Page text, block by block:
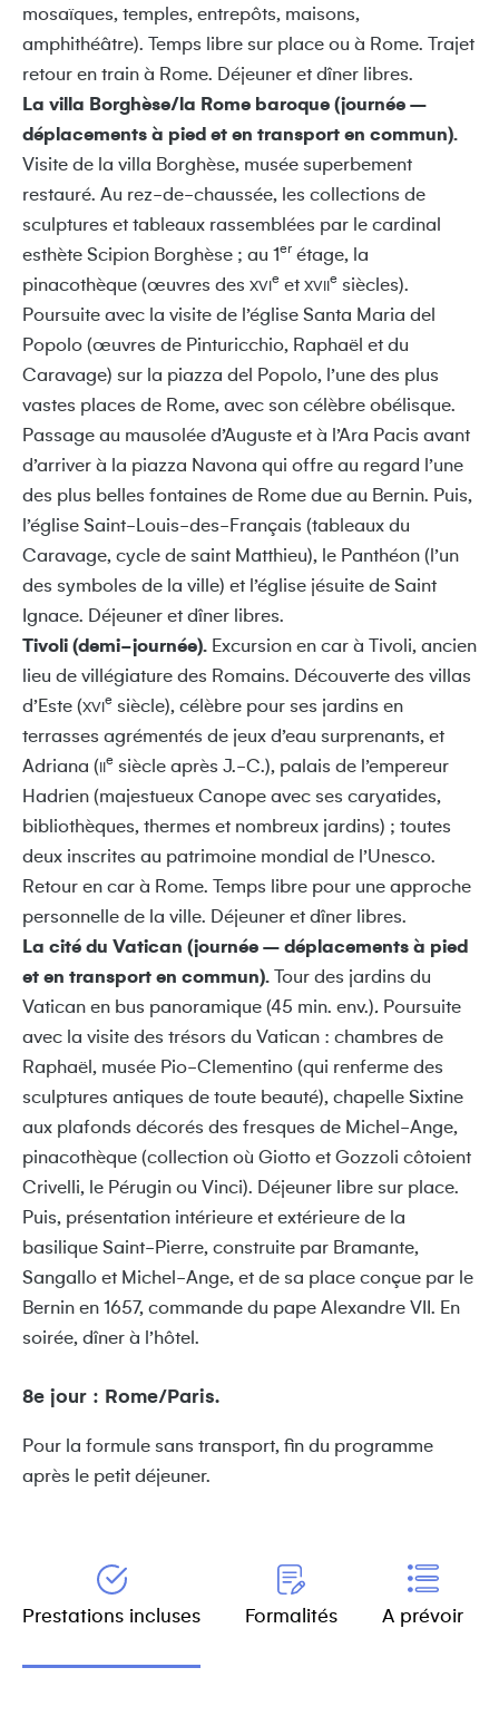
mosaïques, temples, entrepôts, maisons,
amphithéâtre). Temps libre sur place ou à Rome. Trajet
retour en train à Rome. Déjeuner et dîner libres.
La villa Borghèse/la Rome baroque (journée –
déplacements à pied et en transport en commun).
Visite de la villa Borghèse, musée superbement
restauré. Au rez-de-chaussée, les collections de
sculptures et tableaux rassemblées par le cardinal
esthète Scipion Borghèse ; au 1er étage, la
pinacothèque (œuvres des XVIe et XVIIe siècles).
Poursuite avec la visite de l’église Santa Maria del
Popolo (œuvres de Pinturicchio, Raphaël et du
Caravage) sur la piazza del Popolo, l’une des plus
vastes places de Rome, avec son célèbre obélisque.
Passage au mausolée d’Auguste et à l’Ara Pacis avant
d’arriver à la piazza Navona qui offre au regard l’une
des plus belles fontaines de Rome due au Bernin. Puis,
l’église Saint-Louis-des-Français (tableaux du
Caravage, cycle de saint Matthieu), le Panthéon (l’un
des symboles de la ville) et l’église jésuite de Saint
Ignace. Déjeuner et dîner libres.
Tivoli (demi-journée). Excursion en car à Tivoli, ancien
lieu de villégiature des Romains. Découverte des villas
d’Este (XVIe siècle), célèbre pour ses jardins en
terrasses agrémentés de jeux d’eau surprenants, et
Adriana (IIe siècle après J.-C.), palais de l’empereur
Hadrien (majestueux Canope avec ses caryatides,
bibliothèques, thermes et nombreux jardins) ; toutes
deux inscrites au patrimoine mondial de l’Unesco.
Retour en car à Rome. Temps libre pour une approche
personnelle de la ville. Déjeuner et dîner libres.
La cité du Vatican (journée – déplacements à pied
et en transport en commun). Tour des jardins du
Vatican en bus panoramique (45 min. env.). Poursuite
avec la visite des trésors du Vatican : chambres de
Raphaël, musée Pio-Clementino (qui renferme des
sculptures antiques de toute beauté), chapelle Sixtine
aux plafonds décorés des fresques de Michel-Ange,
pinacothèque (collection où Giotto et Gozzoli côtoient
Crivelli, le Pérugin ou Vinci). Déjeuner libre sur place.
Puis, présentation intérieure et extérieure de la
basilique Saint-Pierre, construite par Bramante,
Sangallo et Michel-Ange, et de sa place conçue par le
Bernin en 1657, commande du pape Alexandre VII. En
soirée, dîner à l’hôtel.
8e jour : Rome/Paris.
Pour la formule sans transport, fin du programme
après le petit déjeuner.
Prestations incluses Formalités A prévoir